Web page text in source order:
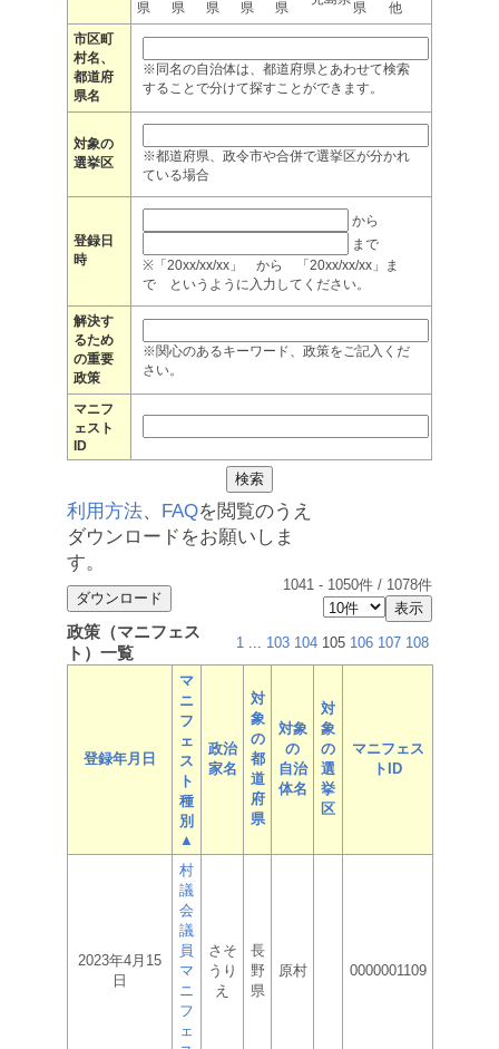
県
県
県
県
県
県
他
市区町
村名、
都道府
県名
※同名の自治体は、都道府県とあわせて検索
することで分けて探すことができます。
対象の
選挙区
※都道府県、政令市や合併で選挙区が分かれ
ている場合
登録日
時
から
まで
※「20xx/xx/xx」 から 「20xx/xx/xx」ま
で というように入力してください。
解決す
るため
の重要
政策
※関心のあるキーワード、政策をご記入くだ
さい。
マニフ
ェスト
ID
利用方法、 FAQを閲覧のうえ
ダウンロードをお願いしま
す。
1041 - 1050件 / 1078件
政策（マニフェス
ト）一覧
1 ... 103 104 105 106 107 108
登録年月日
マ
ニ
フ
ェ
ス
ト
種
別
▲
政治
家名
対
象
の
都
道
府
県
対象
の
自治
体名
対
象
の
選
挙
区
マニフェス
トID
2023年4月15
日
村
議
会
議
員
マ
ニ
フ
ェ
さそ
うり
え
長
野
県
原村 0000001109